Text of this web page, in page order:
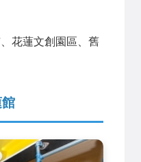
花蓮文創園區、舊